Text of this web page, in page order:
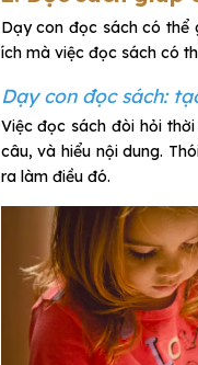
Dạy con đọc sách có thể
ích mà việc đọc sách có
Dạy con đọc sách:
Việc đọc sách đòi hỏi
câu, và hiểu nội dung.
ra làm điều đó.